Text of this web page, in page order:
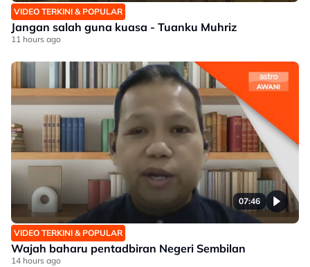
VIDEO TERKINI & POPULAR
Jangan salah guna kuasa - Tuanku Muhriz
11 hours ago
07:46
VIDEO TERKINI & POPULAR
Wajah baharu pentadbiran Negeri Sembilan
14 hours ago